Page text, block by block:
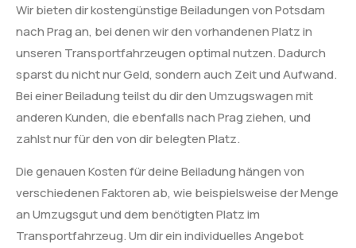
Wir bieten dir kostengünstige Beiladungen von Potsdam
nach Prag an, bei denen wir den vorhandenen Platz in
unseren Transportfahrzeugen optimal nutzen. Dadurch
sparst du nicht nur Geld, sondern auch Zeit und Aufwand.
Bei einer Beiladung teilst du dir den Umzugswagen mit
anderen Kunden, die ebenfalls nach Prag ziehen, und
zahlst nur für den von dir belegten Platz.
Die genauen Kosten für deine Beiladung hängen von
verschiedenen Faktoren ab, wie beispielsweise der Menge
an Umzugsgut und dem benötigten Platz im
Transportfahrzeug. Um dir ein individuelles Angebot